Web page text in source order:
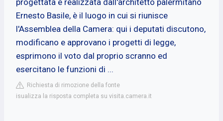
Ernesto Basile, è il luogo in cui si riunisce
l'Assemblea della Camera: qui i deputati discutono,
modificano e approvano i progetti di legge,
esprimono il voto dal proprio scranno ed
esercitano le funzioni di ...
Richiesta di rimozione della fonte
isualizza la risposta completa su visita.camera.it